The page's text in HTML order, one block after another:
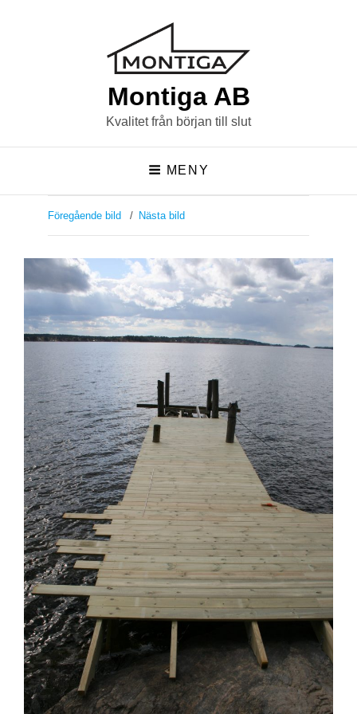
Montiga AB
Kvalitet från början till slut
MENY
Föregående bild Nästa bild